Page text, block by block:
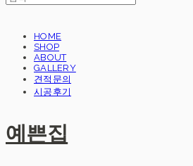
HOME
SHOP
ABOUT
GALLERY
견적문의
시공후기
예쁜집